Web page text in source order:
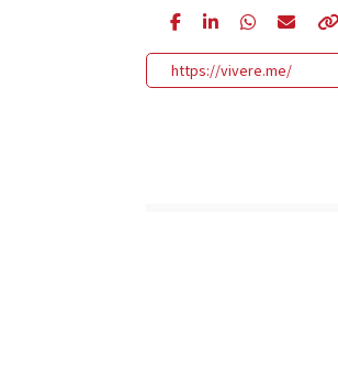
https://vivere.me/